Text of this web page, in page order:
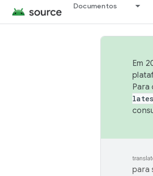
Documentos
Em
Para
para